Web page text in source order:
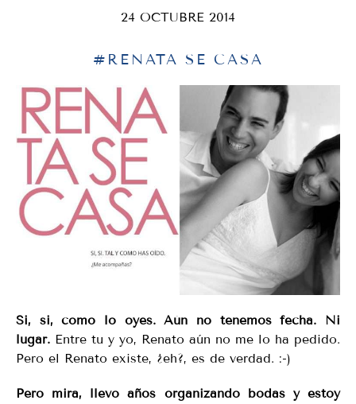
24 OCTUBRE 2014
#RENATA SE CASA
Si, si, como lo oyes. Aún no tenemos fecha. Ni
lugar. Entre tu y yo, Renato aún no me lo ha pedido.
Pero el Renato existe, ¿eh?, es de verdad. :-)
Pero mira, llevo años organizando bodas y estoy